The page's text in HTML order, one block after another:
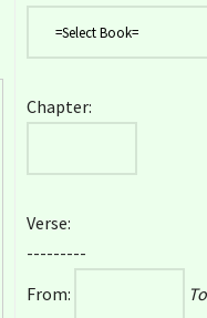
Chapter:
Verse:
---------
From: